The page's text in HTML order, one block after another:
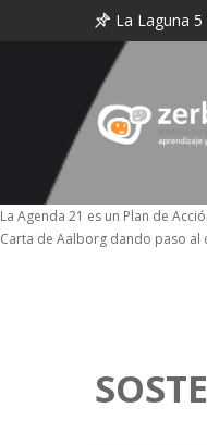
La Laguna
La Agenda 21 es un Plan de
Carta de Aalborg dando paso al